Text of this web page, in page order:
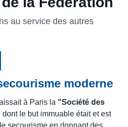
au service des autres
moderne
à Paris la "Société des
dont le but immuable était et est
secourisme en donnant des